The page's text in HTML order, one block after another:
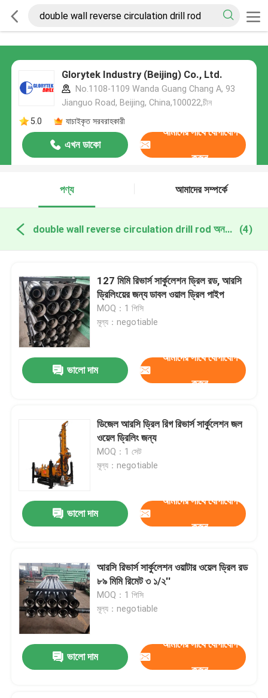
Glorytek Industry (Beijing) Co., Ltd.
No.1108-1109 Wanda Guang Chang A, 93
Jianguo Road, Beijing, China,100022,চীন
5.0
যাচাইকৃত সরবরাহকারী
এখন ডাকো
আমাদের সাথে যোগাযোগ
করুন
পণ্য আমাদের সম্পর্কে
double wall reverse circulation drill rod অনলাইন উত্পাদন (4)
127 মিমি রিভার্স সার্কুলেশন ড্রিল রড, আরসি
ড্রিলিংয়ের জন্য ডাবল ওয়াল ড্রিল পাইপ
MOQ：1 পিসি
মূল্য：negotiable
ভালো দাম
আমাদের সাথে যোগাযোগ
করুন
ডিজেল আরসি ড্রিল রিগ রিভার্স সার্কুলেশন জল
ওয়েল ড্রিলিং জন্য
MOQ：1 সেট
মূল্য：negotiable
ভালো দাম
আমাদের সাথে যোগাযোগ
করুন
আরসি রিভার্স সার্কুলেশন ওয়াটার ওয়েল ড্রিল রড
৮৯ মিমি রিমেট ৩ ১/২''
MOQ：1 পিসি
মূল্য：negotiable
ভালো দাম
আমাদের সাথে যোগাযোগ
করুন